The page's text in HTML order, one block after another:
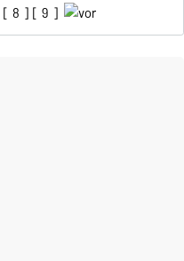
[ 8 ] [ 9 ]